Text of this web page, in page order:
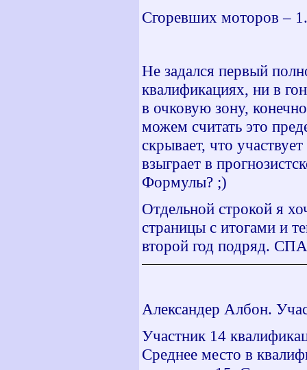
Сгоревших моторов –
Не задался первый
квалификациях, ни в
в очковую зону,
можем считать это
скрывает, что
взыграет в
Формулы? ;)
Отдельной строкой я
страницы с итогами и
второй год подряд.
Александер Албон.
Участник 14
Среднее место в